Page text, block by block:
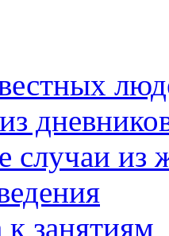
случаи из
к занятиям